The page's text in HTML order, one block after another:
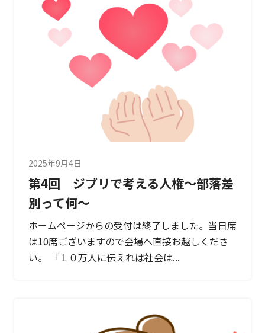
2025年9月4日
第4回 ジブリで考える人権～部落差
別って何～
ホームページからの受付は終了しました。当日席
は10席ございますので会場へ直接お越しくださ
い。 「１０万人に伝えれば社会は...